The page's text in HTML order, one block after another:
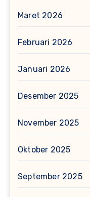
Maret 2026
Februari 2026
Januari 2026
Desember 2025
November 2025
Oktober 2025
September 2025